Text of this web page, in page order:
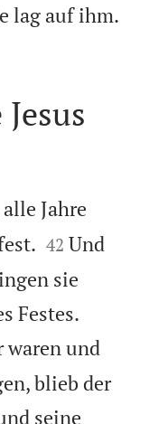
lag auf ihm.
Jahre


42 Und
sie
Festes.
waren und
blieb der
seine